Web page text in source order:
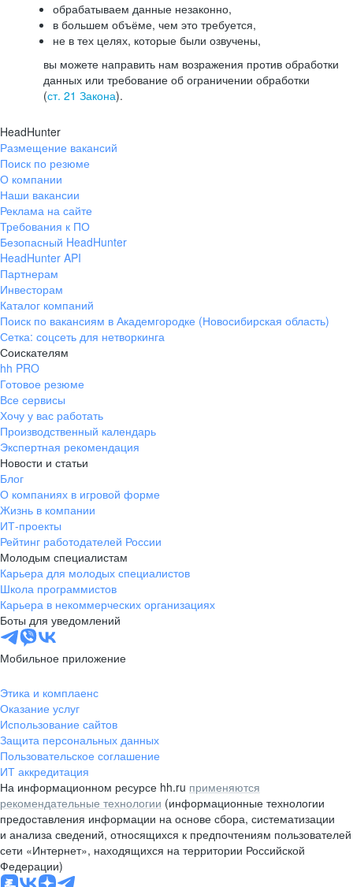
обрабатываем данные незаконно,
в большем объёме, чем это требуется,
не в тех целях, которые были озвучены,
вы можете направить нам возражения против обработки
данных или требование об ограничении обработки
(ст. 21 Закона).
HeadHunter
Размещение вакансий
Поиск по резюме
О компании
Наши вакансии
Реклама на сайте
Требования к ПО
Безопасный HeadHunter
HeadHunter API
Партнерам
Инвесторам
Каталог компаний
Поиск по вакансиям в Академгородке (Новосибирская область)
Сетка: соцсеть для нетворкинга
Соискателям
hh PRO
Готовое резюме
Все сервисы
Хочу у вас работать
Производственный календарь
Экспертная рекомендация
Новости и статьи
Блог
О компаниях в игровой форме
Жизнь в компании
ИТ-проекты
Рейтинг работодателей России
Молодым специалистам
Карьера для молодых специалистов
Школа программистов
Карьера в некоммерческих организациях
Боты для уведомлений
Мобильное приложение
Этика и комплаенс
Оказание услуг
Использование сайтов
Защита персональных данных
Пользовательское соглашение
ИТ аккредитация
На информационном ресурсе hh.ru применяются
рекомендательные технологии (информационные технологии
предоставления информации на основе сбора, систематизации
и анализа сведений, относящихся к предпочтениям пользователей
сети «Интернет», находящихся на территории Российской
Федерации)